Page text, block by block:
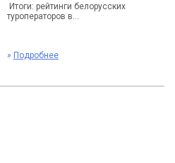
Итоги: рейтинги белорусских
туроператоров в...
» Подробнее